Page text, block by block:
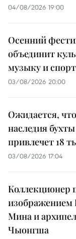
04/08/2026 19:00
Осенний
объединит
музыку и спорт
03/08/2026 20:00
Ожидается,
наследия
привлечет 18
03/08/2026 17:04
Коллекционер
Мина и
Чыонгша